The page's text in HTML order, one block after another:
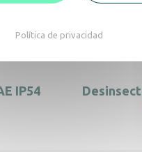
IP54
Política de privacidad